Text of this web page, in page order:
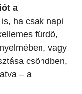
a
ha csak napi
fürdő,
vagy
csöndben,
– a